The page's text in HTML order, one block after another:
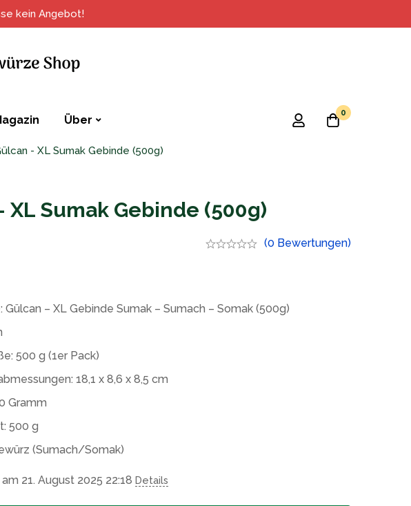
kein Angebot!
Über
0
- XL Sumak Gebinde (500g)
XL Sumak Gebinde (500g)
(0 Bewertungen)
Gülcan – XL Gebinde Sumak – Sumach – Somak (500g)
500 g (1er Pack)
18,1 x 8,6 x 8,5 cm
Gramm
500 g
(Sumach/Somak)
21. August 2025 22:18 Details